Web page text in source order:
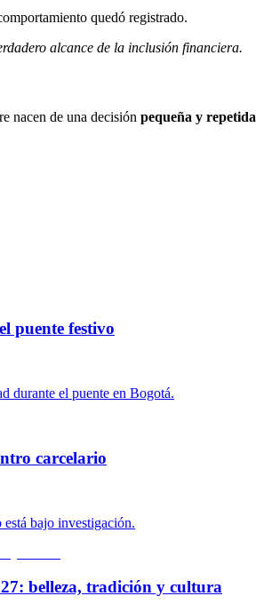
quedó registrado.
alcance de la inclusión financiera.
nacen de una decisión pequeña y repetida
puente festivo
durante el puente en Bogotá.
carcelario
bajo investigación.
belleza, tradición y cultura